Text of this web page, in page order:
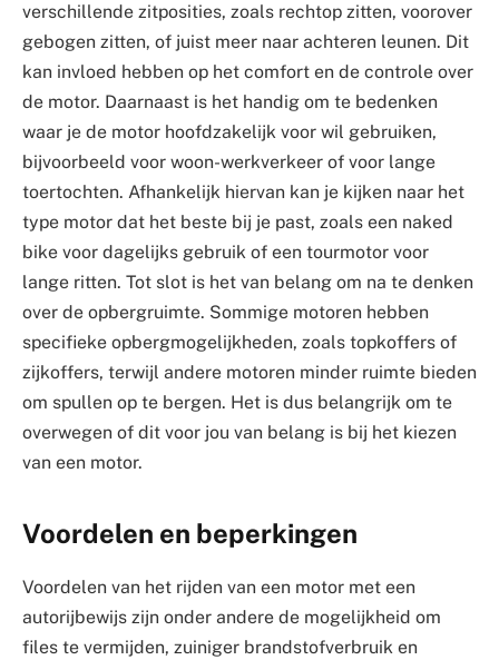
verschillende zitposities, zoals rechtop zitten, voorover
gebogen zitten, of juist meer naar achteren leunen. Dit
kan invloed hebben op het comfort en de controle over
de motor. Daarnaast is het handig om te bedenken
waar je de motor hoofdzakelijk voor wil gebruiken,
bijvoorbeeld voor woon-werkverkeer of voor lange
toertochten. Afhankelijk hiervan kan je kijken naar het
type motor dat het beste bij je past, zoals een naked
bike voor dagelijks gebruik of een tourmotor voor
lange ritten. Tot slot is het van belang om na te denken
over de opbergruimte. Sommige motoren hebben
specifieke opbergmogelijkheden, zoals topkoffers of
zijkoffers, terwijl andere motoren minder ruimte bieden
om spullen op te bergen. Het is dus belangrijk om te
overwegen of dit voor jou van belang is bij het kiezen
van een motor.
Voordelen en beperkingen
Voordelen van het rijden van een motor met een
autorijbewijs zijn onder andere de mogelijkheid om
files te vermijden, zuiniger brandstofverbruik en